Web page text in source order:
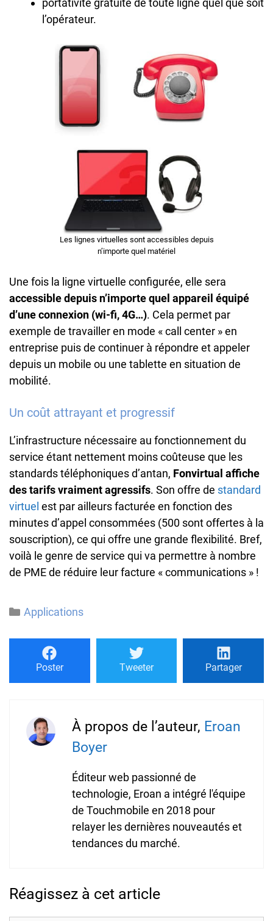
portativité gratuite de toute ligne quel que soit
l’opérateur.
Les lignes virtuelles sont accessibles depuis
n’importe quel matériel
Une fois la ligne virtuelle configurée, elle sera
accessible depuis n’importe quel appareil équipé
d’une connexion (wi-fi, 4G…). Cela permet par
exemple de travailler en mode « call center » en
entreprise puis de continuer à répondre et appeler
depuis un mobile ou une tablette en situation de
mobilité.
Un coût attrayant et progressif
L’infrastructure nécessaire au fonctionnement du
service étant nettement moins coûteuse que les
standards téléphoniques d’antan, Fonvirtual affiche
des tarifs vraiment agressifs. Son offre de standard
virtuel est par ailleurs facturée en fonction des
minutes d’appel consommées (500 sont offertes à la
souscription), ce qui offre une grande flexibilité. Bref,
voilà le genre de service qui va permettre à nombre
de PME de réduire leur facture « communications » !
Catégories
Applications
Poster Tweeter Partager
À propos de l’auteur, Eroan
Boyer
Éditeur web passionné de
technologie, Eroan a intégré l'équipe
de Touchmobile en 2018 pour
relayer les dernières nouveautés et
tendances du marché.
Réagissez à cet article